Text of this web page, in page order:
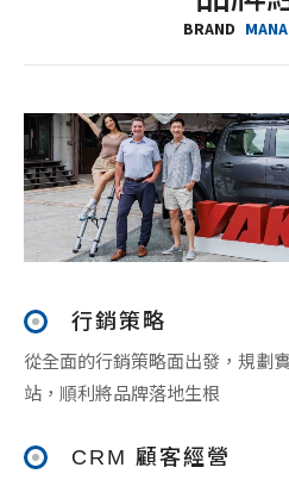
BRAND
行銷策略
從全面的行銷策略面出發，規劃
站，順利將品牌落地生根
CRM 顧客經營